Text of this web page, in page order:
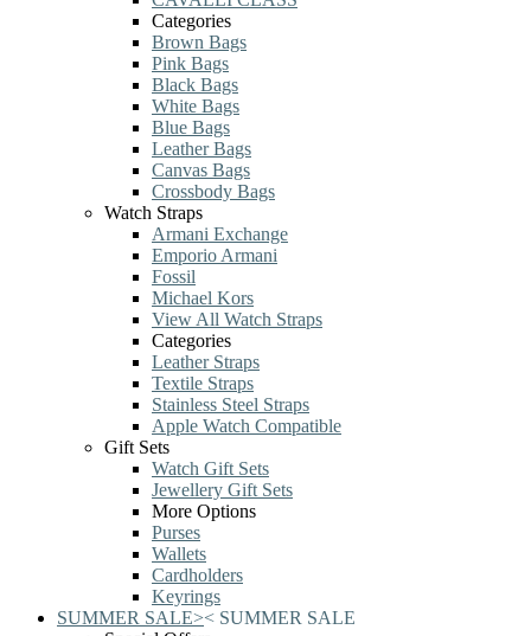
Categories
Brown Bags
Pink Bags
Black Bags
White Bags
Blue Bags
Leather Bags
Canvas Bags
Crossbody Bags
Watch Straps
Armani Exchange
Emporio Armani
Fossil
Michael Kors
View All Watch Straps
Categories
Leather Straps
Textile Straps
Stainless Steel Straps
Apple Watch Compatible
Gift Sets
Watch Gift Sets
Jewellery Gift Sets
More Options
Purses
Wallets
Cardholders
Keyrings
SUMMER SALE>< SUMMER SALE